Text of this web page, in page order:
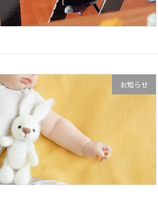
お知らせ